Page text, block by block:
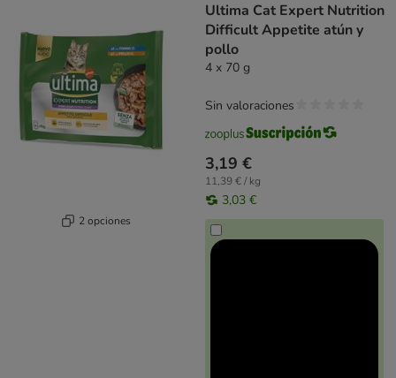
2 opciones
Ultima Cat Expert Nutrition
Difficult Appetite atún y
pollo
4 x 70 g
3,19 €
11,39 € / kg
3,03 €
Sin valoraciones